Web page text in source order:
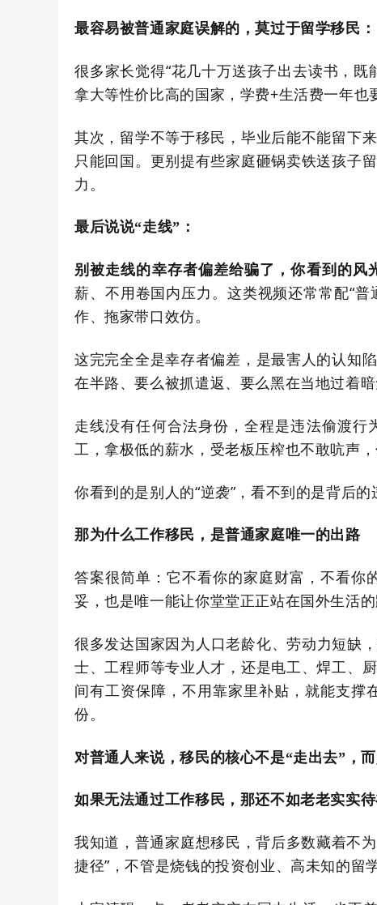
最容易被普通家庭误解的，莫过于留学移民：
很多家长觉得“花几十万送孩子出去读书，既
拿大等性价比高的国家，学费+生活费一年也
其次，留学不等于移民，毕业后能不能留下
只能回国。更别提有些家庭砸锅卖铁送孩子
力。
最后说说“走线”：
别被走线的幸存者偏差给骗了，你看到的风
薪、不用卷国内压力。这类视频还常常配“普
作、拖家带口效仿。
这完完全全是幸存者偏差 ，是最害人的认知
在半路、要么被抓遣返、要么黑在当地过着
走线没有任何合法身份，全程是违法偷渡行
工，拿极低的薪水，受老板压榨也不敢吭声
你看到的是别人的“逆袭”，看不到的是背后的
那为什么工作移民，是普通家庭唯一的出路
答案很简单：它不看你的家庭财富，不看你
妥，也是唯一能让你堂堂正正站在国外生活的
很多发达国家因为人口老龄化、劳动力短缺
士、工程师等专业人才，还是电工、焊工、
间有工资保障，不用靠家里补贴，就能支撑
份。
对普通人来说，移民的核心不是“走出去” ，
如果无法通过工作移民，那还不如老老实实待
我知道，普通家庭想移民，背后多数藏着不
捷径”，不管是烧钱的投资创业、高未知的留